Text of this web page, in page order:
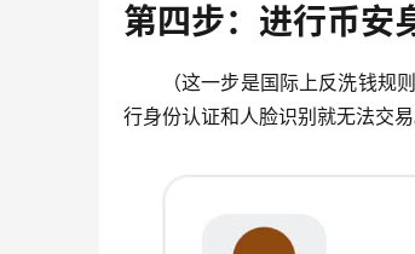
第四步：进行币安
（这一步是国际上反洗钱
行身份认证和人脸识别就无法交易